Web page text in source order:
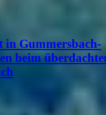
in Gummersbach-
beim